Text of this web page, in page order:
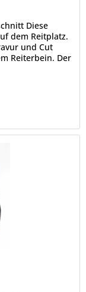
Diese
dem Reitplatz.
und Cut
Reiterbein. Der